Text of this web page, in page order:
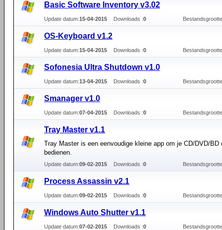
Basic Software Inventory v3.02
Update datum:15-04-2015 Downloads :0
OS-Keyboard v1.2
Update datum:15-04-2015 Downloads :0
Sofonesia Ultra Shutdown v1.0
Update datum:13-04-2015 Downloads :0
Smanager v1.0
Update datum:07-04-2015 Downloads :0
Tray Master v1.1
Tray Master is een eenvoudige kleine app om je CD/DVD/BD
bedienen.
Update datum:09-02-2015 Downloads :0
Process Assassin v2.1
Update datum:09-02-2015 Downloads :0
Windows Auto Shutter v1.1
Update datum:07-02-2015 Downloads :0